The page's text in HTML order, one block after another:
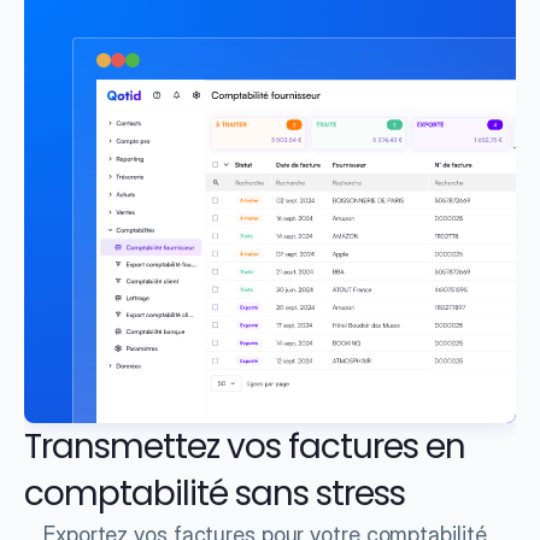
Transmettez vos factures en
comptabilité sans stress
Exportez vos factures pour votre comptabilité